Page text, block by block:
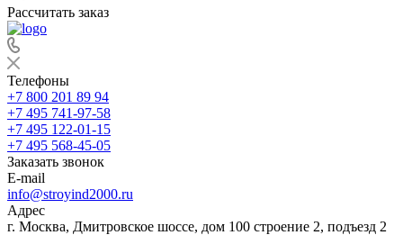
Рассчитать заказ
Телефоны
+7 800 201 89 94
+7 495 741-97-58
+7 495 122-01-15
+7 495 568-45-05
Заказать звонок
E-mail
info@stroyind2000.ru
Адрес
г. Москва, Дмитровское шоссе, дом 100 строение 2, подъезд 2